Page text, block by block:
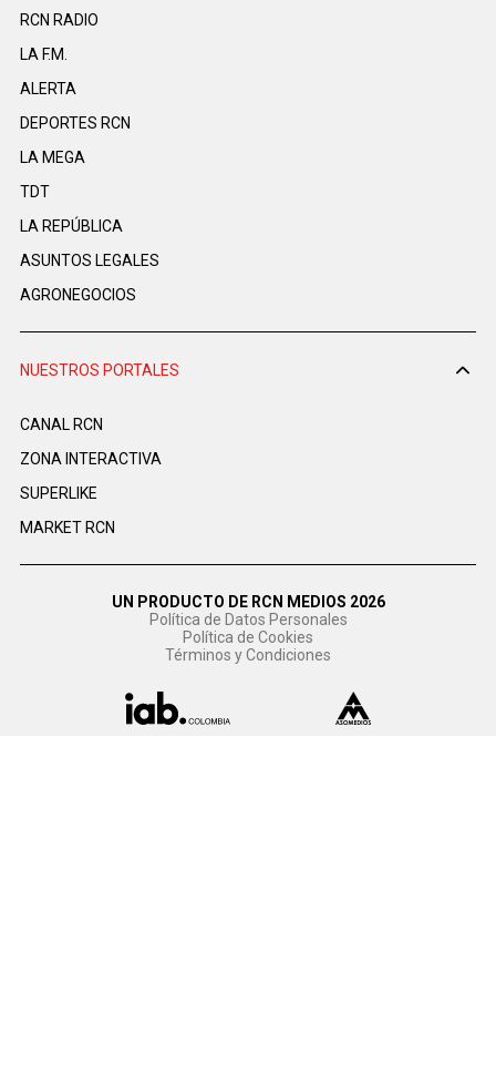
RCN RADIO
LA F.M.
ALERTA
DEPORTES RCN
LA MEGA
TDT
LA REPÚBLICA
ASUNTOS LEGALES
AGRONEGOCIOS
NUESTROS PORTALES
CANAL RCN
ZONA INTERACTIVA
SUPERLIKE
MARKET RCN
UN PRODUCTO DE RCN MEDIOS 2026
Política de Datos Personales
Política de Cookies
Términos y Condiciones